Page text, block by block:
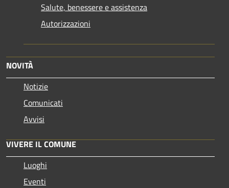
Salute, benessere e assistenza
Autorizzazioni
NOVITÀ
Notizie
Comunicati
Avvisi
VIVERE IL COMUNE
Luoghi
Eventi